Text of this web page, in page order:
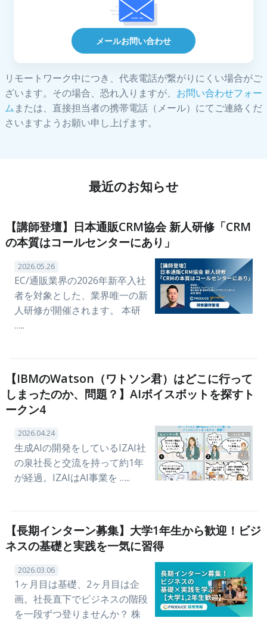
メールお問い合わせ
リモートワーク中につき、代表電話が繋がりにくい場合がご
ざいます。その場合、恐れ入りますが、 お問い合わせフォー
ムまたは、直接担当者の携帯電話（メール）にてご連絡くだ
さいますようお願い申し上げます。
最近のお知らせ
【講師登壇】日本通販CRM協会 新人研修「CRM
の本質はコールセンターにあり」
2026.05.26
EC/通販業界の2026年新卒入社
者を対象とした、業界唯一の新
人研修が開催されます。 本研
…..
【IBMのWatson（ワトソン君）はどこに行って
しまったのか、問題？】AIボイスボットを探すト
ークン4
2026.04.24
生成AIの開発をしているIZAI社
の泉社長と交流を持って約1年
が経過。IZAIはAI事業を …..
【長期インターン募集】大学1年生から歓迎！ビジ
ネスの基礎と実践を一気に習得
2026.03.06
1ヶ月目は基礎、2ヶ月目は企
画。社長直下でビジネスの階段
を一段ずつ登りませんか？ 株